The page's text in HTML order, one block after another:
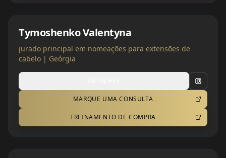
Tymoshenko Valentyna
jurado principal em nomeações para extensões de
cabelo | Geórgia
MARQUE UMA CONSULTA
TREINAMENTO DE COMPRA